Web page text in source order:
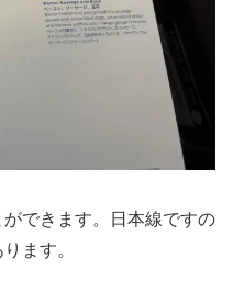
できます。日本線ですの
ます。